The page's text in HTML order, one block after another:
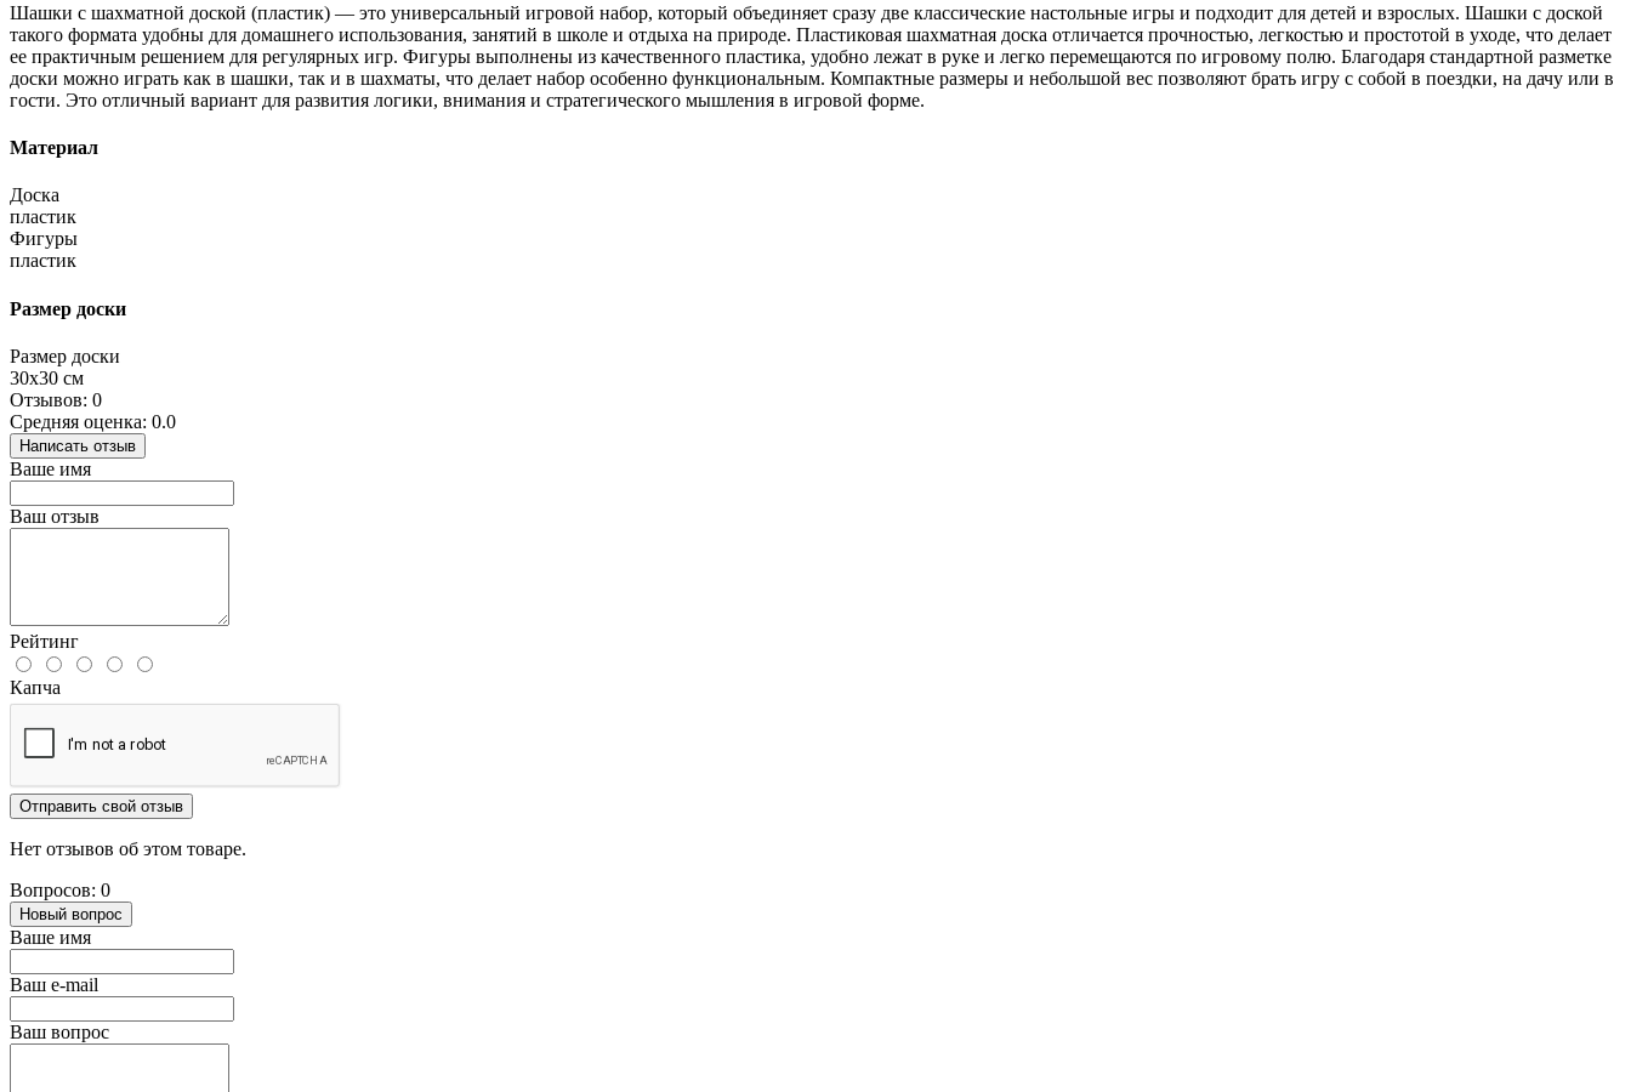
Шашки с шахматной доской (пластик) — это универсальный игровой набор, который объединяет сразу две классические настольные игры и подходит для детей и взрослых. Шашки с доской
такого формата удобны для домашнего использования, занятий в школе и отдыха на природе. Пластиковая шахматная доска отличается прочностью, легкостью и простотой в уходе, что делает
ее практичным решением для регулярных игр. Фигуры выполнены из качественного пластика, удобно лежат в руке и легко перемещаются по игровому полю. Благодаря стандартной разметке
доски можно играть как в шашки, так и в шахматы, что делает набор особенно функциональным. Компактные размеры и небольшой вес позволяют брать игру с собой в поездки, на дачу или в
гости. Это отличный вариант для развития логики, внимания и стратегического мышления в игровой форме.
Материал
Доска
пластик
Фигуры
пластик
Размер доски
Размер доски
30х30 см
Отзывов: 0
Средняя оценка: 0.0
Написать отзыв
Ваше имя
Ваш отзыв
Рейтинг
Капча
Отправить свой отзыв
Нет отзывов об этом товаре.
Вопросов: 0
Новый вопрос
Ваше имя
Ваш e-mail
Ваш вопрос